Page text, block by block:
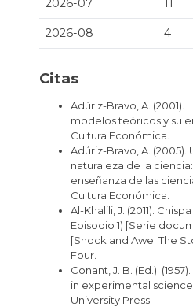
2026-07 11
2026-08 4
Citas
Adúriz-Bravo, A.
modelos teóricos y su
Cultura Económica.
Adúriz-Bravo, A.
naturaleza de la
enseñanza de las
Cultura Económica.
Al-Khalili, J. (2011).
Episodio 1) [Serie
[Shock and Awe: The
Four.
Conant, J. B. (Ed.).
in experimental
University Press.